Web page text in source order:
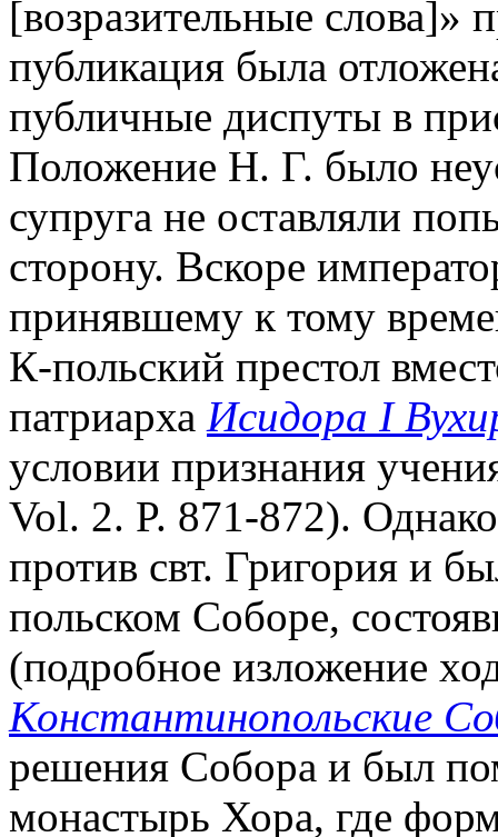
[возразительные
публикация была
публичные диспуты в
Положение Н. Г. было
супруга не оставляли
сторону. Вскоре
принявшему к тому
К-польский престол
патриарха Исидора I
условии признания
Vol. 2. P. 871-872).
против свт. Григория и
польском Соборе,
(подробное изложение
Константинопольские
решения Собора и был
монастырь Хора, где